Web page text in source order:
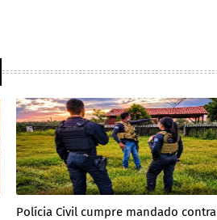
Polícia Civil cumpre mandado contra